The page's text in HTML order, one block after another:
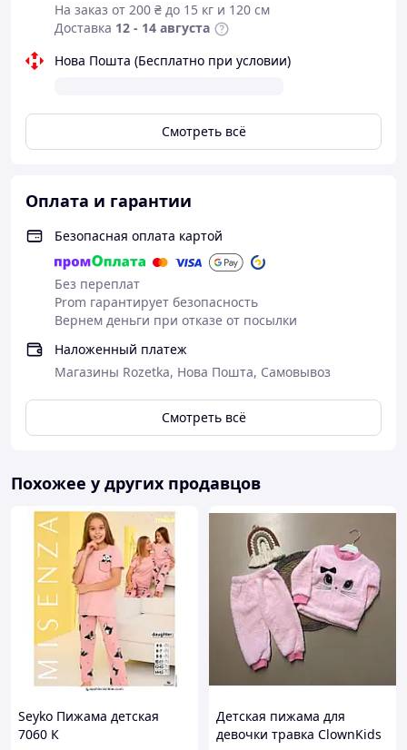
На заказ от 200 ₴ до 15 кг и 120 см
Доставка 12 - 14 августа
Нова Пошта (Бесплатно при условии)
Смотреть всё
Оплата и гарантии
Безопасная оплата картой
Без переплат
Prom гарантирует безопасность
Вернем деньги при отказе от посылки
Наложенный платеж
Магазины Rozetka, Нова Пошта, Самовывоз
Смотреть всё
Похожее у других продавцов
Seyko Пижама детская
7060 К
Детская пижама для
девочки травка ClownKids